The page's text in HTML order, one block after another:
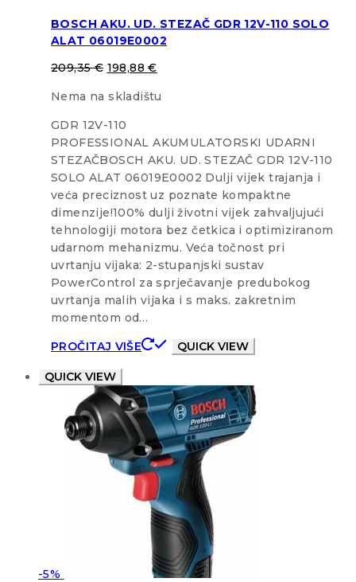
BOSCH AKU. UD. STEZAČ GDR 12V-110 SOLO
ALAT 06019E0002
209,35€ 198,88€
Nema na skladištu
GDR 12V-110
PROFESSIONAL AKUMULATORSKI UDARNI
STEZAČBOSCH AKU. UD. STEZAČ GDR 12V-110
SOLO ALAT 06019E0002 Dulji vijek trajanja i
veća preciznost uz poznate kompaktne
dimenzije!100% dulji životni vijek zahvaljujući
tehnologiji motora bez četkica i optimiziranom
udarnom mehanizmu. Veća točnost pri
uvrtanju vijaka: 2-stupanjski sustav
PowerControl za sprječavanje predubokog
uvrtanja malih vijaka i s maks. zakretnim
momentom od…
PROČITAJ VIŠE
QUICK VIEW
QUICK VIEW
-5%